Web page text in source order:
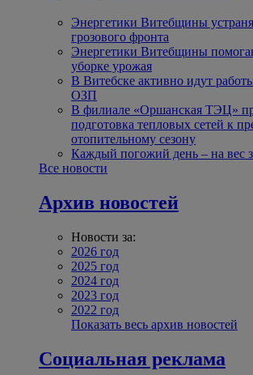
Энергетики Витебщины
грозового фронта
Энергетики Витебщины
уборке урожая
В Витебске активно идут
ОЗП
В филиале «Оршанская ТЭЦ»
подготовка тепловых сетей к
отопительному сезону
Каждый погожий день – на вес
Все новости
Архив новостей
Новости за:
2026 год
2025 год
2024 год
2023 год
2022 год
Показать весь архив новостей
Социальная реклама